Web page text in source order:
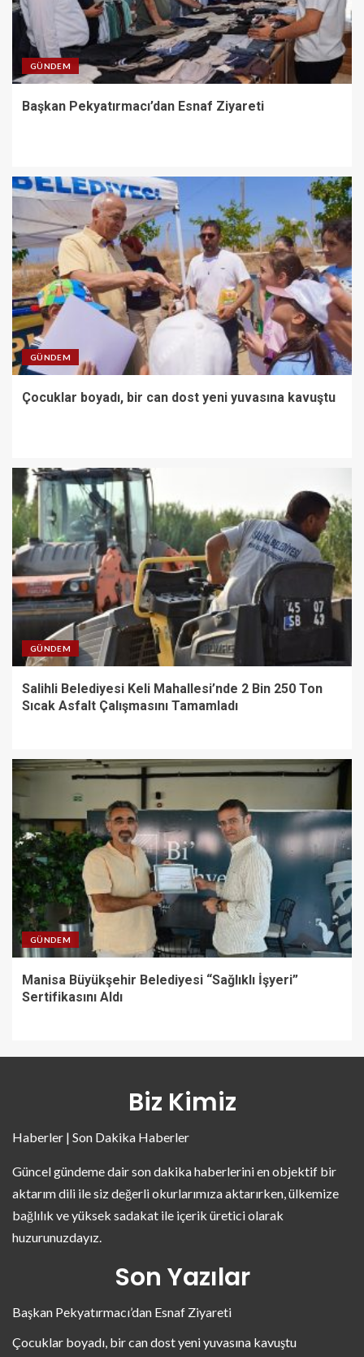
GÜNDEM
Başkan Pekyatırmacı’dan Esnaf Ziyareti
GÜNDEM
Çocuklar boyadı, bir can dost yeni yuvasına kavuştu
GÜNDEM
Salihli Belediyesi Keli Mahallesi’nde 2 Bin 250 Ton
Sıcak Asfalt Çalışmasını Tamamladı
GÜNDEM
Manisa Büyükşehir Belediyesi “Sağlıklı İşyeri”
Sertifikasını Aldı
Biz Kimiz
Haberler | Son Dakika Haberler
Güncel gündeme dair son dakika haberlerini en objektif bir
aktarım dili ile siz değerli okurlarımıza aktarırken, ülkemize
bağlılık ve yüksek sadakat ile içerik üretici olarak
huzurunuzdayız.
Son Yazılar
Başkan Pekyatırmacı’dan Esnaf Ziyareti
Çocuklar boyadı, bir can dost yeni yuvasına kavuştu